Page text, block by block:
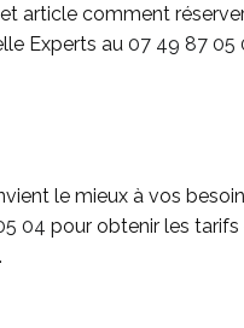
article comment
Experts au 07 49 87 05
le mieux à vos
04 pour obtenir les